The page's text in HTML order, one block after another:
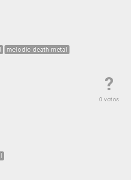
melodic death metal
?
0 votos